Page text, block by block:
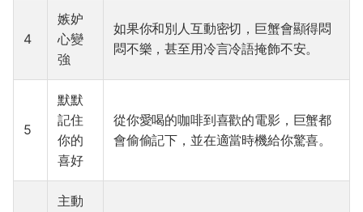
4
嫉妒
心變
強
如果你和別人互動密切，巨蟹會顯得悶
悶不樂，甚至用冷言冷語掩飾不安。
5
默默
記住
你的
喜好
從你愛喝的咖啡到喜歡的電影，巨蟹都
會偷偷記下，並在適當時機給你驚喜。
主動